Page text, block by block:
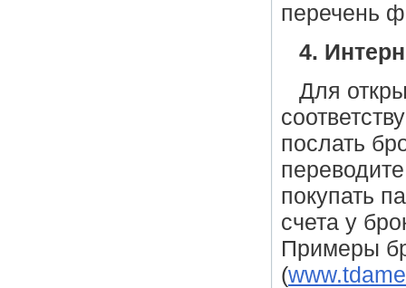
перечень
4.
Для
послать
покупать
счета у
Примеры
(